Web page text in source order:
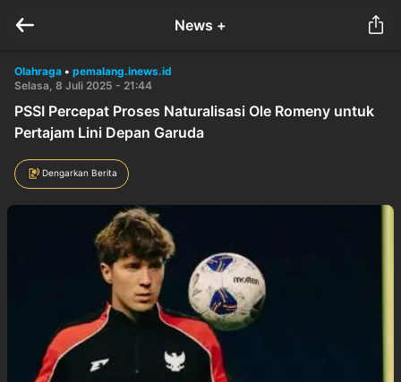
News +
Olahraga • pemalang.inews.id
Selasa, 8 Juli 2025 - 21:44
PSSI Percepat Proses Naturalisasi Ole Romeny untuk
Pertajam Lini Depan Garuda
Dengarkan Berita